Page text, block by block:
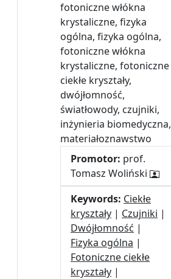
fotoniczne włókna
krystaliczne, fizyka
ogólna, fizyka ogólna,
fotoniczne włókna
krystaliczne, fotoniczne
ciekłe kryształy,
dwójłomność,
światłowody, czujniki,
inżynieria biomedyczna,
materiałoznawstwo
Promotor: prof.
Tomasz Woliński
Keywords: Ciekłe
kryształy | Czujniki |
Dwójłomność |
Fizyka ogólna |
Fotoniczne ciekłe
kryształy |